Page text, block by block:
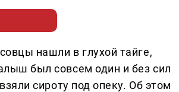
нашли в глухой тайге,
был совсем один и без сил
сироту под опеку. Об этом